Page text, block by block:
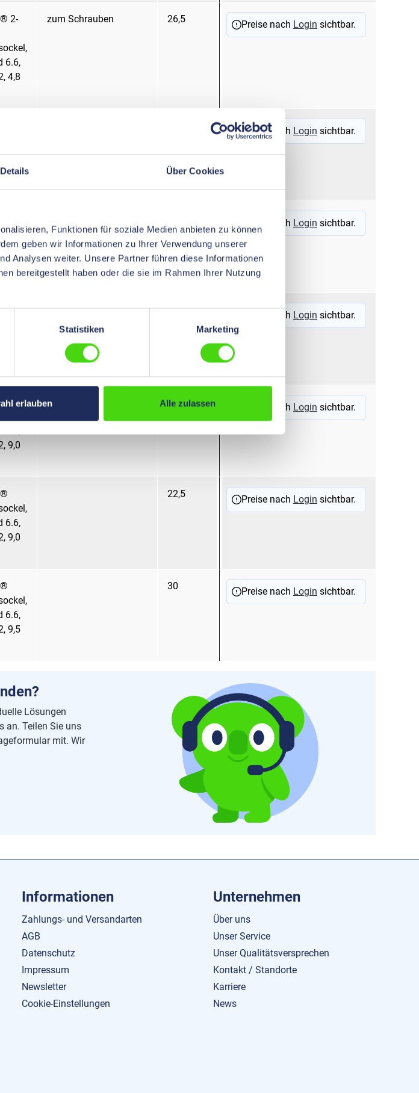
Details Über Cookies
Funktionen für soziale Medien anbieten zu können
geben wir Informationen zu Ihrer Verwendung unserer
Analysen weiter. Unsere Partner führen diese Informationen
bereitgestellt haben oder die sie im Rahmen Ihrer Nutzung
Statistiken Marketing
erlauben Alle zulassen
2-
6.6,
4,8
zum Schrauben 26,5 4,8
Preise nach Login sichtbar.
6.6,
4,8
4,8
Preise nach Login sichtbar.
6.6,
5,0
5,0
Preise nach Login sichtbar.
5,0
15 5,0
Preise nach Login sichtbar.
9,0
22,5 9,0
Preise nach Login sichtbar.
6.6,
9,0
22,5 9,0
Preise nach Login sichtbar.
6.6,
9,5
30 9,5
Preise nach Login sichtbar.
Lösungen
an. Teilen Sie uns
mit. Wir
Informationen
Zahlungs- und Versandarten
AGB
Datenschutz
Impressum
Newsletter
Cookie-Einstellungen
Unternehmen
Über uns
Unser Service
Unser Qualitätsversprechen
Kontakt / Standorte
Karriere
News